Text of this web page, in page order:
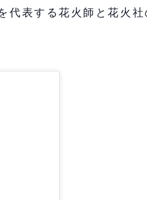
表する花火師と花火